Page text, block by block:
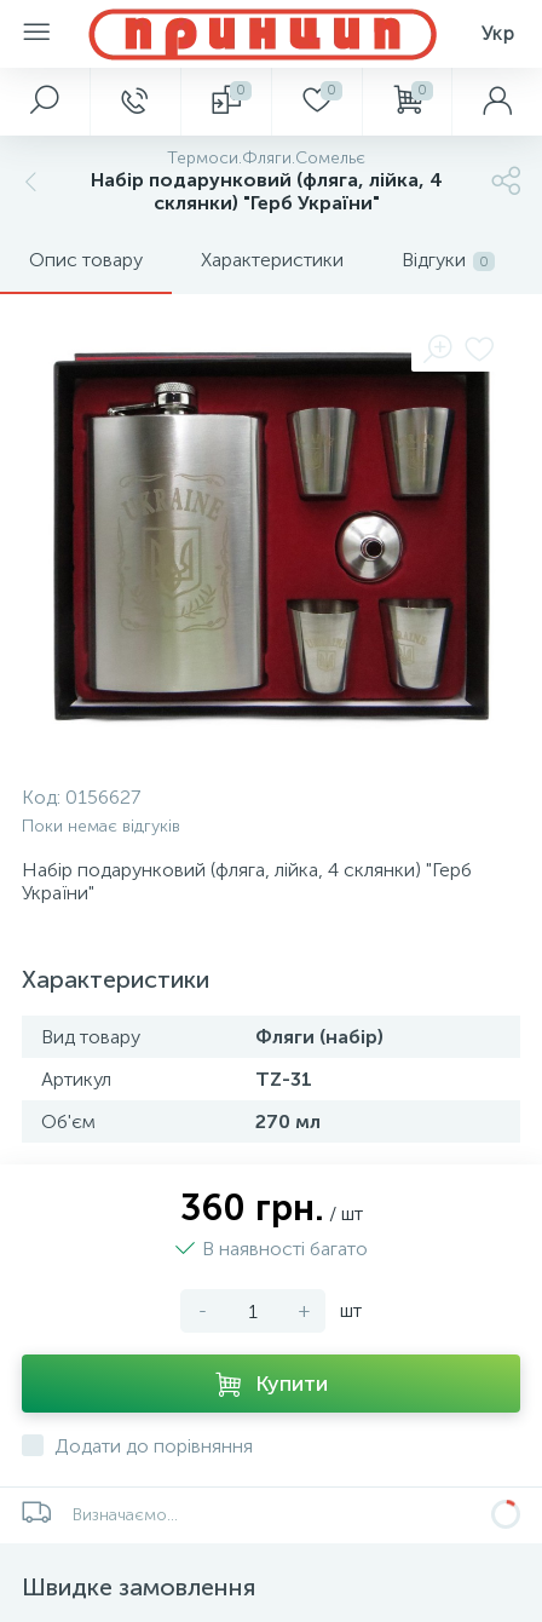
Укр
0 0 0
Термоси.Фляги.Сомельє
Набір подарунковий (фляга, лійка, 4
склянки) "Герб України"
Опис товару Характеристики Відгуки 0
Код: 0156627
Поки немає відгуків
Набір подарунковий (фляга, лійка, 4 склянки) "Герб
України"
Характеристики
Вид товару
Фляги (набір)
Артикул
TZ-31
Об'єм
270 мл
360 грн. / шт
В наявності багато
- + шт
Купити
Додати до порівняння
Визначаємо...
Швидке замовлення